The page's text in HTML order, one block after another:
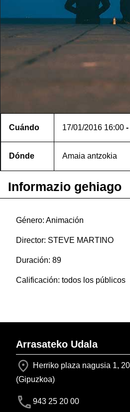
Cuándo 17/01/2016 16:00 -
Dónde Amaia antzokia
Informazio gehiago
Género: Animación
Director: STEVE MARTINO
Duración: 89
Calificación: todos los públicos
Arrasateko Udala
Herriko plaza nagusia 1,
(Gipuzkoa)
943 25 20 00